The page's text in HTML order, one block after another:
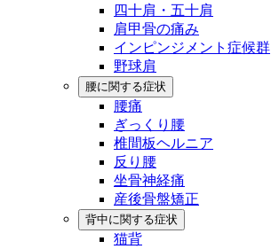
四十肩・五十肩
肩甲骨の痛み
インピンジメント症候群
野球肩
腰に関する症状
腰痛
ぎっくり腰
椎間板ヘルニア
反り腰
坐骨神経痛
産後骨盤矯正
背中に関する症状
猫背